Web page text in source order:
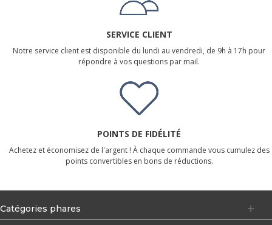
SERVICE CLIENT
Notre service client est disponible du lundi au vendredi, de 9h à 17h pour
répondre à vos questions par mail.
POINTS DE FIDÉLITÉ
Achetez et économisez de l'argent ! À chaque commande vous cumulez des
points convertibles en bons de réductions.
Catégories phares